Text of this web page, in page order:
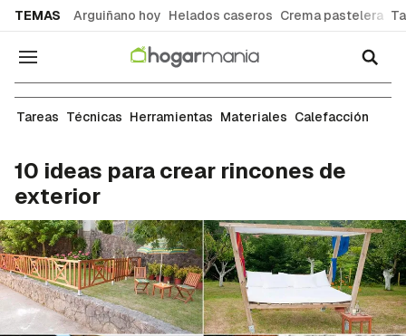
TEMAS Arguiñano hoy Helados caseros Crema pastelera
Navegación
Jardín y terraza
Tareas Técnicas Herramientas Materiales Calefacción
10 ideas para crear rincones de
exterior